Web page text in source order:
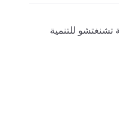
للتنمية